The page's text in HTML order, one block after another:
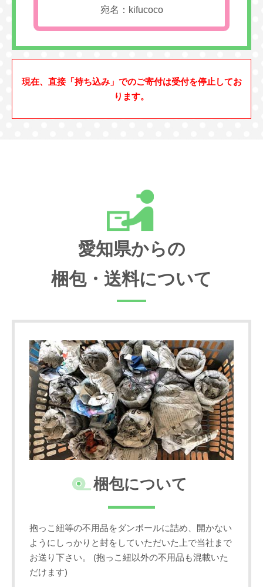
宛名：kifucoco
現在、直接「持ち込み」でのご寄付は受付を停止してお
ります。
愛知県からの
梱包・送料について
梱包について
抱っこ紐等の不用品をダンボールに詰め、開かない
ようにしっかりと封をしていただいた上で当社まで
お送り下さい。 (抱っこ紐以外の不用品も混載いた
だけます)